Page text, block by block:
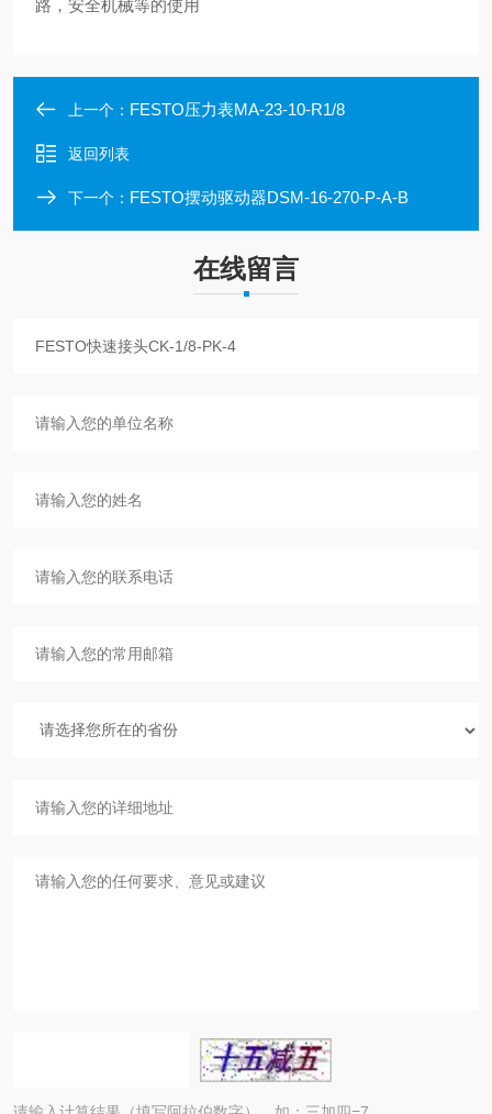
路，安全机械等的使用
上一个： FESTO压力表MA-23-10-R1/8
返回列表
下一个： FESTO摆动驱动器DSM-16-270-P-A-B
在线留言